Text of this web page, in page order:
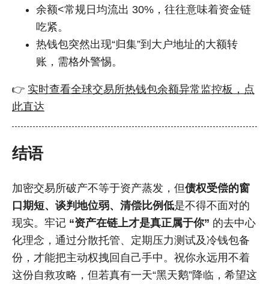
余额<常规日均流出 30%，往往意味着资金链
吃紧。
热钱包突然出现“归集”到大户地址的大额转
账，需格外警惕。
👉 实时查看全球交易所热钱包余额异常监控板，点
此直达
结语
加密交易所破产不等于资产蒸发，但债权受偿的窗
口期短、谈判地位弱、清偿比例低是不得不面对的
现实。牢记 “资产在链上才是真正属于你” 的去中心
化理念，通过分散托管、定期压力测试及冷钱包备
份，才能把主动权拽回自己手中。祝你永远用不着
这份自救攻略，但若真有一天“黑天鹅”降临，希望这